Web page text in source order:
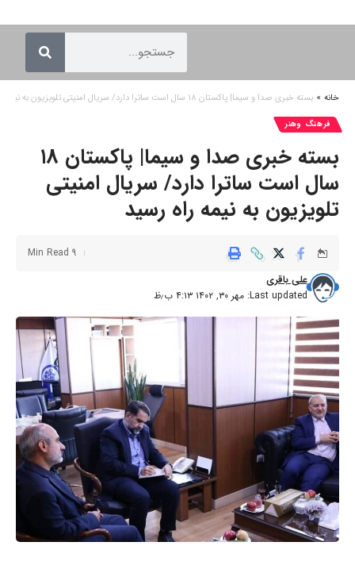
خانه » بسته خبری صدا و سیما| پاکستان ۱۸ سال است ساترا دارد/ سریال امنیتی تلویزیون به نیمه راه رسید
فرهنگ وهنر
بسته خبری صدا و سیما| پاکستان ۱۸
سال است ساترا دارد/ سریال امنیتی
تلویزیون به نیمه راه رسید
Last updated: مهر ۳۰, ۱۴۰۲ ۴:۱۳ ب٫ظ
علی باقری
9 Min Read